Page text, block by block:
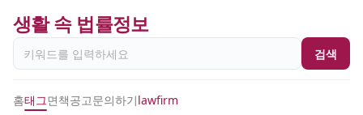
생활 속 법률정보
검색
홈태그면책공고문의하기lawfirm